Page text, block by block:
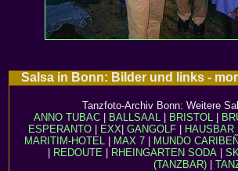
Salsa in Bonn: Bilder und links -
Tanzfoto-Archiv Bonn: Weitere
ANNO TUBAC
BALLSAAL BRISTOL
ESPERANTO| EXX| GANGOLF| HAUSBAR|
MARITIM-HOTEL
MAX 7 MUNDO
REDOUTE RHEINGARTEN SODA
(TANZBAR)|